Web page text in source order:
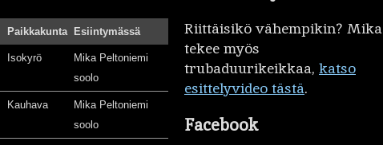
Paikkakunta Esiintymässä
Isokyrö
Mika Peltoniemi
soolo
Kauhava
Mika Peltoniemi
soolo
Riittäisikö vähempikin? Mika
tekee myös
trubaduurikeikkaa, katso
esittelyvideo tästä.
Facebook